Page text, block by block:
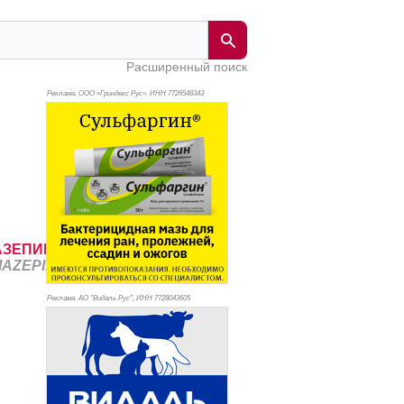
Расширенный поиск
Реклама. ООО «Гриндекс Рус», ИНН 7726548343
Реклама. АО "Видаль Рус", ИНН 7728043605